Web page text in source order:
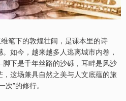
笔下的敦煌壮阔，是课本里的诗
如今，越来越多人逃离城市内卷，
下是千年丝路的沙砾，耳畔是风沙
这场兼具自然之美与人文底蕴的旅
”的修行。